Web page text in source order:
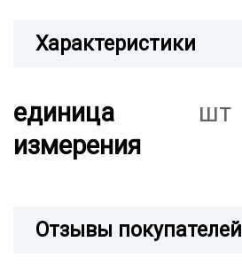
Характеристики
единица
измерения
шт
Отзывы покупателей